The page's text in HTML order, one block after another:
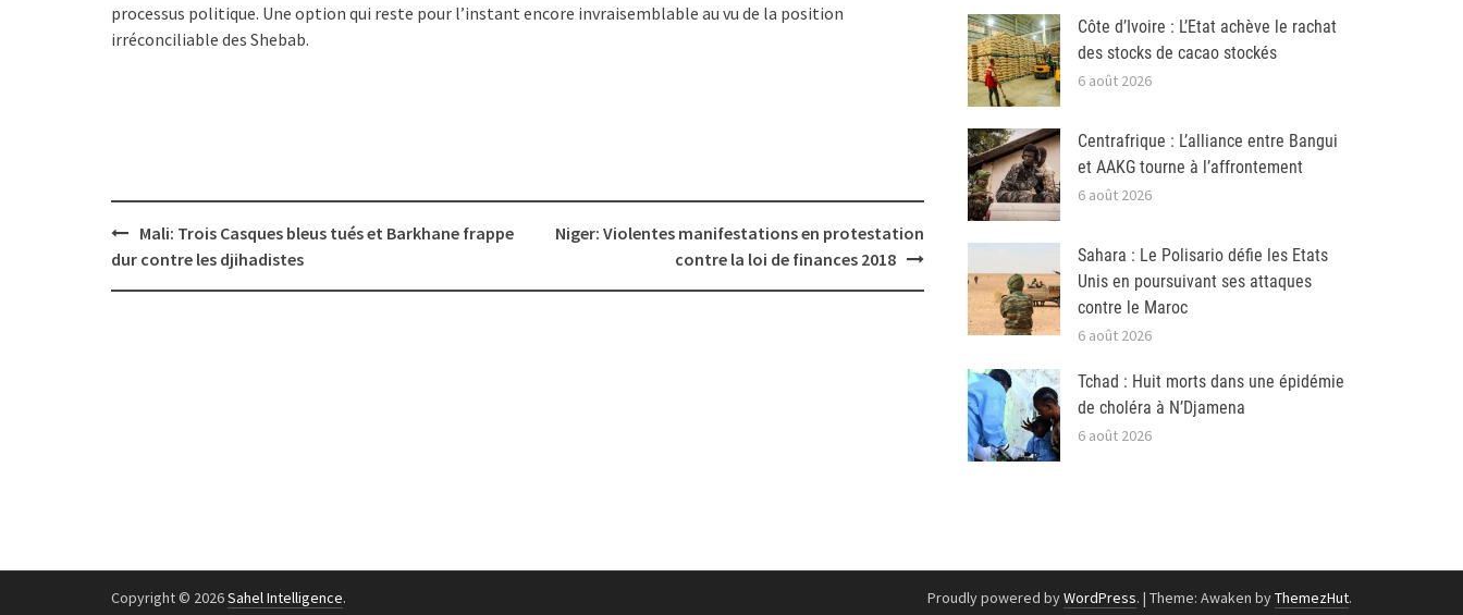
processus politique. Une option qui reste pour l’instant encore invraisemblable au vu de la position
irréconciliable des Shebab.
Post
navigation
Mali: Trois Casques bleus tués et Barkhane frappe
dur contre les djihadistes
Niger: Violentes manifestations en protestation
contre la loi de finances 2018
Côte d’Ivoire : L’Etat achève le rachat
des stocks de cacao stockés
6 août 2026
Centrafrique : L’alliance entre Bangui
et AAKG tourne à l’affrontement
6 août 2026
Sahara : Le Polisario défie les Etats
Unis en poursuivant ses attaques
contre le Maroc
6 août 2026
Tchad : Huit morts dans une épidémie
de choléra à N’Djamena
6 août 2026
Copyright © 2026Sahel Intelligence. Proudly powered byWordPress. | Theme: Awaken byThemezHut.